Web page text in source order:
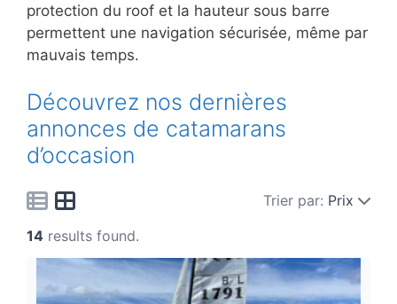
protection du roof et la hauteur sous barre
permettent une navigation sécurisée, même par
mauvais temps.
Découvrez nos dernières
annonces de catamarans
d’occasion
Trier par: Prix
14 results found.